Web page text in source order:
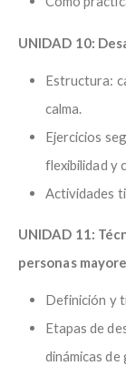
UNIDAD 10:
Estructura:
calma.
Ejercicios
flexibilidad y
Actividades
UNIDAD 11:
personas
Definición y
Etapas de
dinámicas de